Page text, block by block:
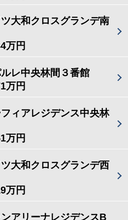
ツ大和クロスグランデ南
万円
レ中央林間３番館
万円
フィアレジデンス中央林
万円
ツ大和クロスグランデ西
万円
アリーナレジデンスB